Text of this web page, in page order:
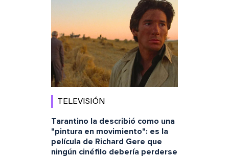
TELEVISIÓN
Tarantino la describió como una
"pintura en movimiento": es la
película de Richard Gere que
ningún cinéfilo debería perderse